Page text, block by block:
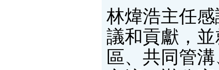
林煒浩主任
議和貢獻，
區、共同管